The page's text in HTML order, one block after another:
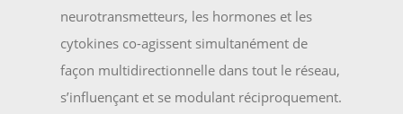
neurotransmetteurs, les hormones et les
cytokines co-agissent simultanément de
façon multidirectionnelle dans tout le réseau,
s’influençant et se modulant réciproquement.